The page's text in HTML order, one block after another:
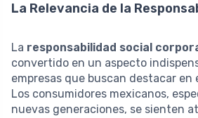
La Relevancia de la
La responsabilidad social
convertido en un aspecto
empresas que buscan destacar en
Los consumidores mexicanos,
nuevas generaciones, se sienten